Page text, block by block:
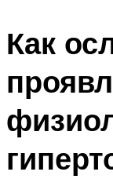
Как